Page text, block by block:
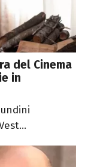
del Cinema
in